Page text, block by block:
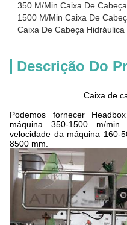
350 M/min Caixa De
1500 M/min Caixa De
Caixa De Cabeça Hidráulica
Descrição Do
Caixa de
Podemos fornecer
máquina 350-1500 m/
velocidade da máquina 160-
8500 mm.